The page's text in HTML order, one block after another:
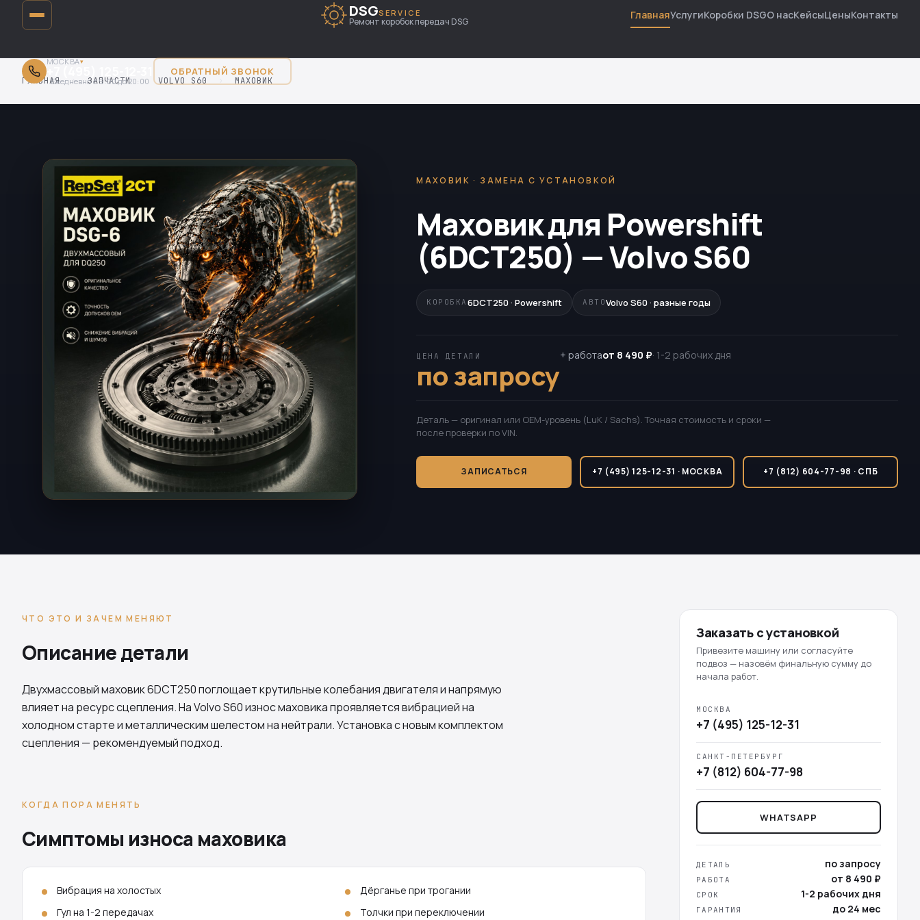
DSGSERVICE
Ремонт коробок передач DSG
ГлавнаяУслугиКоробки DSGО насКейсыЦеныКонтакты
МОСКВА▾
Ежедневно с 9:00 до 20:00
ОБРАТНЫЙ ЗВОНОК
ГЛАВНАЯ › ЗАПЧАСТИ › VOLVO S60 МАХОВИК
МАХОВИК · ЗАМЕНА С УСТАНОВКОЙ
Маховик для Powershift
(6DCT250) — Volvo S60
КОРОБКА 6DCT250 · Powershift АВТОVolvo S60 · разные годы
ЦЕНА ДЕТАЛИ
по запросу
+ работаот 8 490 ₽· 1-2 рабочих дня
Деталь — оригинал или OEM-уровень (LuK / Sachs). Точная стоимость и сроки —
после проверки по VIN.
ЗАПИСАТЬСЯ +7 (495) 125-12-31 · МОСКВА +7 (812) 604-77-98 · СПБ
ЧТО ЭТО И ЗАЧЕМ МЕНЯЮТ
Описание детали
Двухмассовый маховик6DCT250поглощает крутильные колебания двигателя и напрямую
влияет на ресурс сцепления. На Volvo S60 износ маховика проявляется вибрацией на
холодном старте и металлическим шелестом на нейтрали. Установка с новым комплектом
сцепления — рекомендуемый подход.
КОГДА ПОРА МЕНЯТЬ
Симптомы износа маховика
Вибрация на холостых
Дёрганье при трогании
Гул на 1-2 передачах
Толчки при переключении
Заказать с установкой
Привезите машину или согласуйте
подвоз — назовём финальную сумму до
начала работ.
МОСКВА
+7 (495) 125-12-31
САНКТ-ПЕТЕРБУРГ
+7 (812) 604-77-98
WHATSAPP
ДЕТАЛЬ по запросу
РАБОТА от 8 490 ₽
СРОК 1-2 рабочих дня
ГАРАНТИЯ до 24 мес